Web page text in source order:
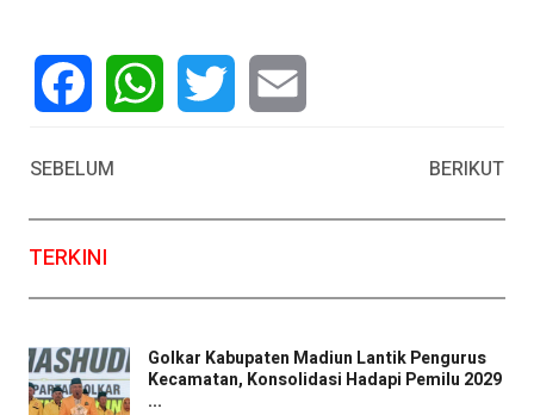
SEBELUM
BERIKUT
TERKINI
Golkar Kabupaten Madiun Lantik Pengurus
Kecamatan, Konsolidasi Hadapi Pemilu 2029
...